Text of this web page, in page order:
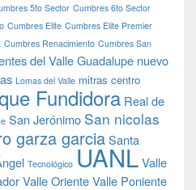
5to Sector Cumbres 6to Sector
Cumbres Elite Cumbres Elite Premier
Cumbres Renacimiento Cumbres San
del ValleGuadalupe nuevo
Lomas del Valle mitras centro
Fundidora Real de
San Jerónimo San nicolas
garza garciaSanta
Tecnológico UANLValle
Valle OrienteValle Poniente